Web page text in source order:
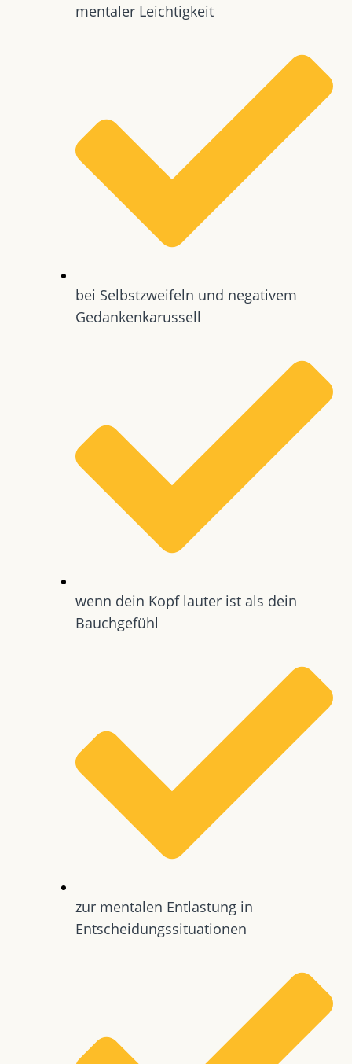
mentaler Leichtigkeit
bei Selbstzweifeln und negativem
Gedankenkarussell
wenn dein Kopf lauter ist als dein
Bauchgefühl
zur mentalen Entlastung in
Entscheidungssituationen